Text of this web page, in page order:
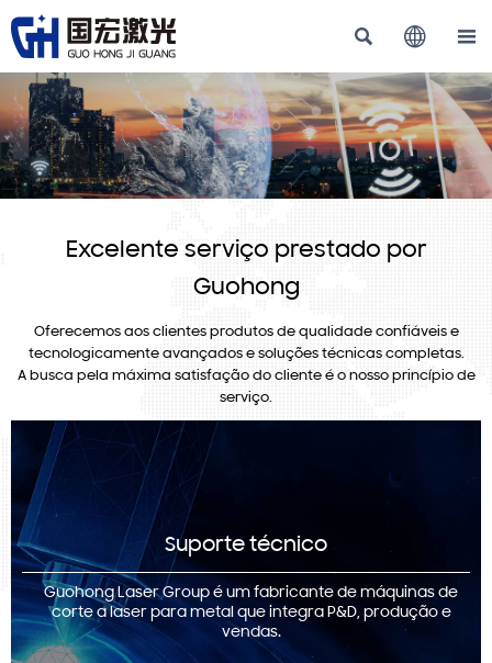
  
Excelente serviço prestado por
Guohong
Oferecemos aos clientes produtos de qualidade confiáveis e
tecnologicamente avançados e soluções técnicas completas.
A busca pela máxima satisfação do cliente é o nosso princípio de
serviço.
Suporte técnico
Guohong Laser Group é um fabricante de máquinas de
corte a laser para metal que integra P&D, produção e
vendas.